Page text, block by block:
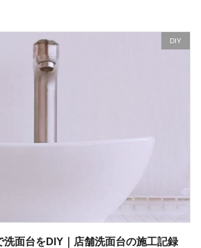
DIY
面台をDIY｜店舗洗面台の施工記録